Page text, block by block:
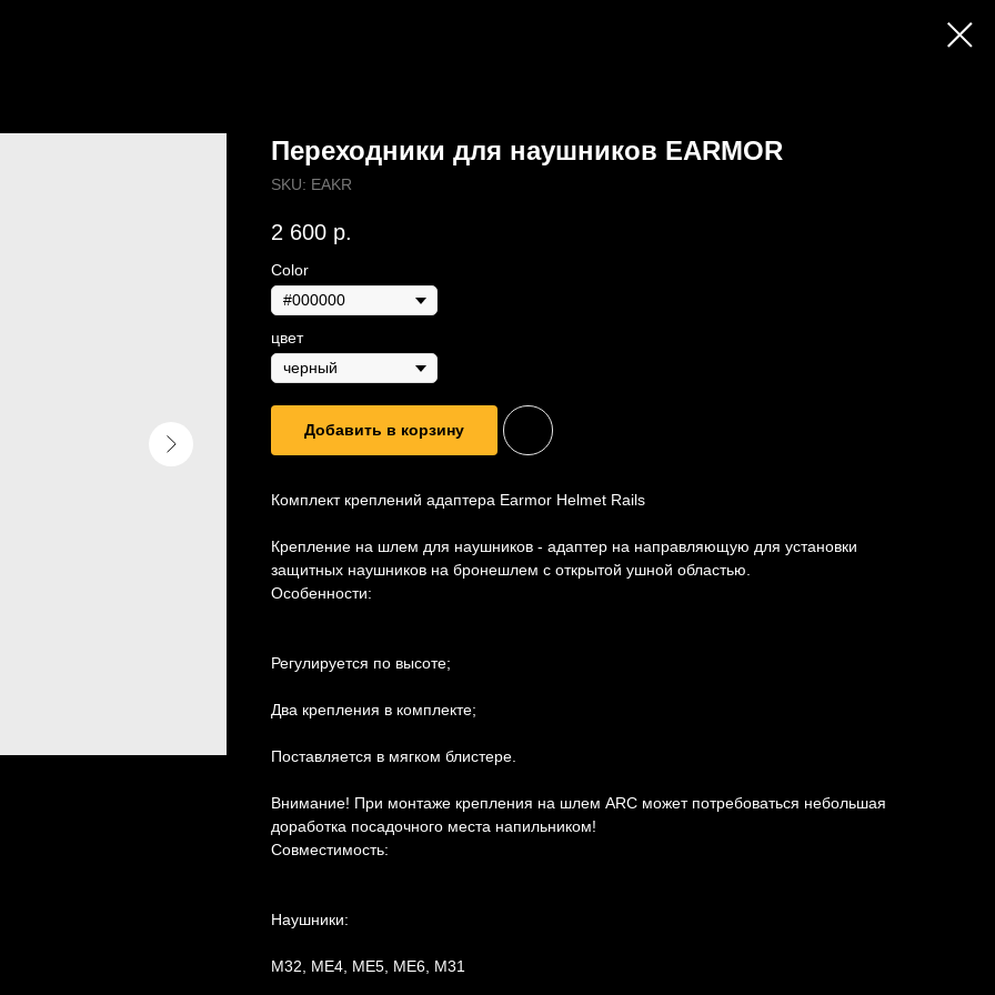
Переходники для наушников EARMOR
SKU: EAKR
2 600 р.
Color
цвет
Добавить в корзину
Комплект креплений адаптера Earmor Helmet Rails
Крепление на шлем для наушников - адаптер на направляющую для установки
защитных наушников на бронешлем с открытой ушной областью.
Особенности:
Регулируется по высоте;
Два крепления в комплекте;
Поставляется в мягком блистере.
Внимание! При монтаже крепления на шлем ARC может потребоваться небольшая
доработка посадочного места напильником!
Совместимость:
Наушники:
M32, ME4, ME5, ME6, М31